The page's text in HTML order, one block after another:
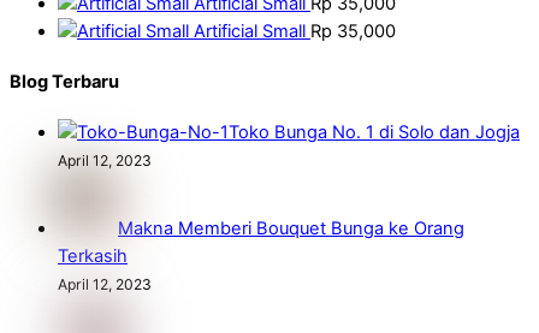
Artificial Small Rp 35,000
Blog Terbaru
Toko Bunga No. 1 di Solo dan Jogja
April 12, 2023
Makna Memberi Bouquet Bunga ke Orang
Terkasih
April 12, 2023